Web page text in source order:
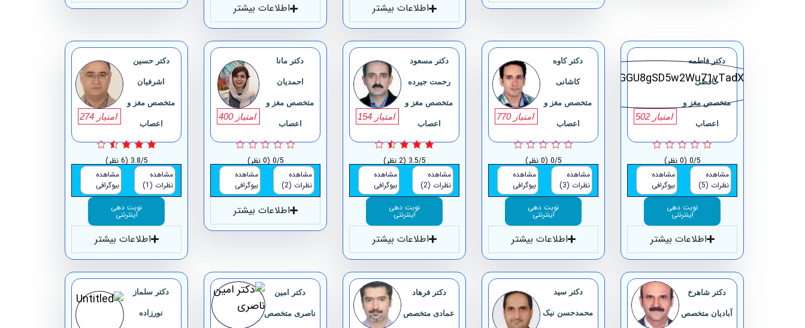
اطلاعات بیشتر اطلاعات بیشتر
دکتر فاطمه
حافظی
متخصص مغز و
اعصاب
امتیاز 502
0/5 (0 نظر)
مشاهده
نظرات (5)
مشاهده
بیوگرافی
نوبت دهی
اینترنتی
اطلاعات بیشتر
دکتر کاوه
کاشانی
متخصص مغز و
اعصاب
امتیاز 770
0/5 (0 نظر)
مشاهده
نظرات (3)
مشاهده
بیوگرافی
نوبت دهی
اینترنتی
اطلاعات بیشتر
دکتر مسعود
رحمت جیرده
متخصص مغز و
اعصاب
امتیاز 154
3.5/5 (2 نظر)
مشاهده
نظرات (2)
مشاهده
بیوگرافی
نوبت دهی
اینترنتی
اطلاعات بیشتر
دکتر مانا
احمدیان
متخصص مغز و
اعصاب
امتیاز 400
0/5 (0 نظر)
مشاهده
نظرات (2)
مشاهده
بیوگرافی
اطلاعات بیشتر
دکتر حسین
اشرفیان
متخصص مغز و
اعصاب
امتیاز 274
3.8/5 (6 نظر)
مشاهده
نظرات (1)
مشاهده
بیوگرافی
نوبت دهی
اینترنتی
اطلاعات بیشتر
دکتر شاهرخ
آبادیان متخصص
دکتر سید
محمدحسن نیک
دکتر فرهاد
عمادی متخصص
دکتر امین
ناصری متخصص
دکتر سلماز
نورزاده